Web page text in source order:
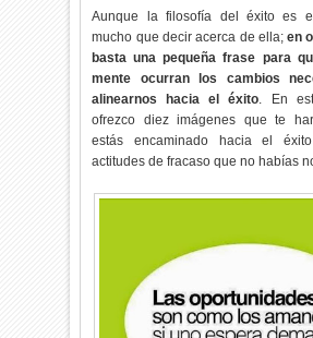
Aunque la filosofía del éxito es
mucho que decir acerca de ella;en
basta una pequeña frase para
mente ocurran los cambios
alinearnos hacia el éxito. En
ofrezco diez imágenes que te
estás encaminado hacia el
actitudes de fracaso que no habías